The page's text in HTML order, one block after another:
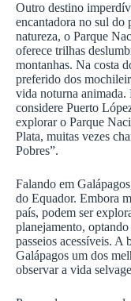
Outro destino
encantadora no sul do
natureza, o Parque
oferece trilhas
montanhas. Na costa
preferido dos
vida noturna animada.
considere Puerto
explorar o Parque
Plata, muitas vezes
Pobres”.
Falando em
do Equador. Embora
país, podem ser
planejamento,
passeios acessíveis. A
Galápagos um dos
observar a vida